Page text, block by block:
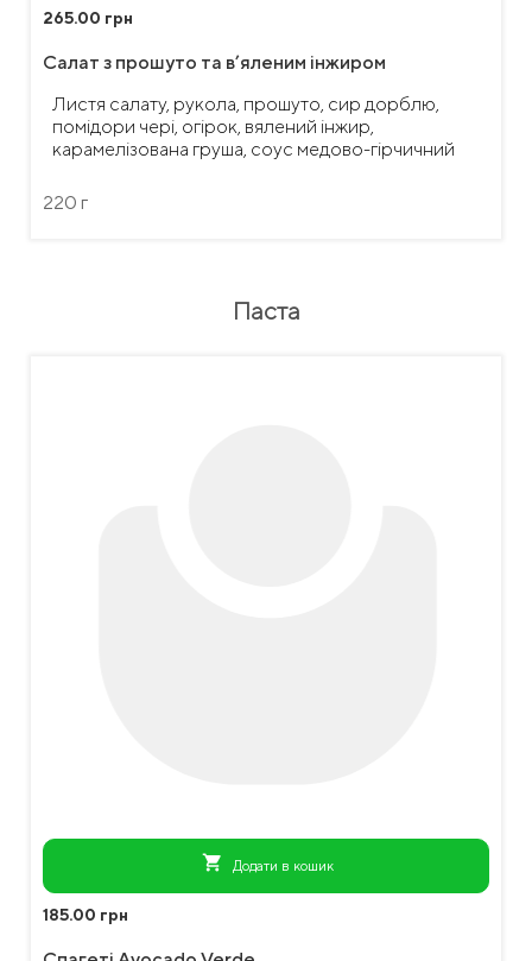
265.00 грн
Салат з прошуто та в’яленим інжиром
Листя салату, рукола, прошуто, сир дорблю,
помідори чері, огірок, вялений інжир,
карамелізована груша, соус медово-гірчичний
220 г
Паста
shopping_cart Додати в кошик
185.00 грн